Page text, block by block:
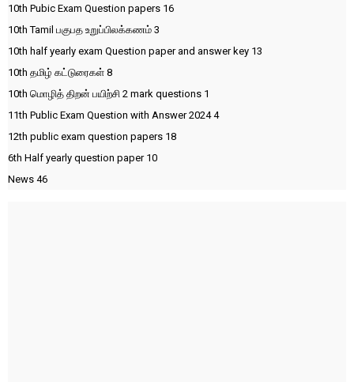
10th Pubic Exam Question papers 16
10th Tamil பகுபத உறுப்பிலக்கணம் 3
10th half yearly exam Question paper and answer key 13
10th தமிழ் கட்டுரைகள் 8
10th மொழித் திறன் பயிற்சி 2 mark questions 1
11th Public Exam Question with Answer 20244
12th public exam question papers 18
6th Half yearly question paper 10
News 46